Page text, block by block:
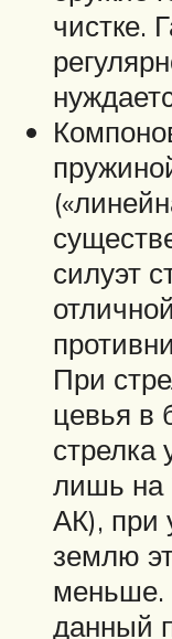
чистке.
силуэт
При
цевья в
стрелка
лишь на
АК), при
землю
меньше.
данный